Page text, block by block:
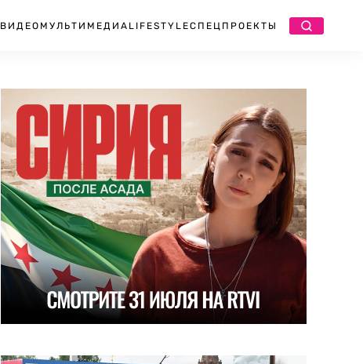
ВИДЕО МУЛЬТИМЕДИА LIFESTYLEСПЕЦПРОЕКТЫ